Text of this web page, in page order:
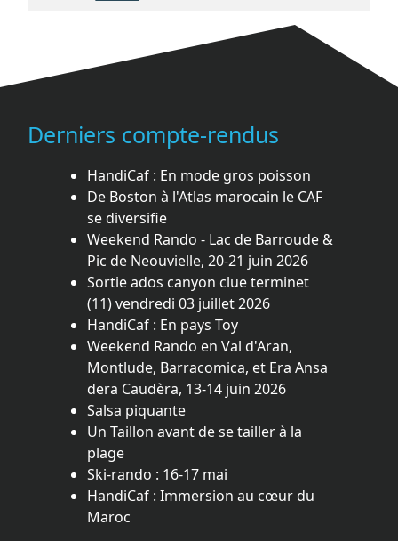
Derniers compte-rendus
HandiCaf : En mode gros poisson
De Boston à l'Atlas marocain le CAF
se diversifie
Weekend Rando - Lac de Barroude &
Pic de Neouvielle, 20-21 juin 2026
Sortie ados canyon clue terminet
(11) vendredi 03 juillet 2026
HandiCaf : En pays Toy
Weekend Rando en Val d'Aran,
Montlude, Barracomica, et Era Ansa
dera Caudèra, 13-14 juin 2026
Salsa piquante
Un Taillon avant de se tailler à la
plage
Ski-rando : 16-17 mai
HandiCaf : Immersion au cœur du
Maroc